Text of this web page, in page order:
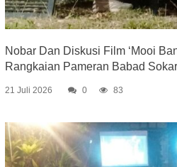
Nobar Dan Diskusi Film ‘Mooi
Rangkaian Pameran Babad
21 Juli 2026 0 83